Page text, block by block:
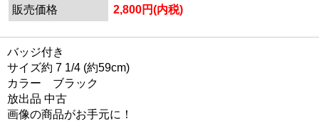
販売価格
2,800円(内税)
バッジ付き
サイズ約 7 1/4 (約59cm)
カラー ブラック
放出品 中古
画像の商品がお手元に！